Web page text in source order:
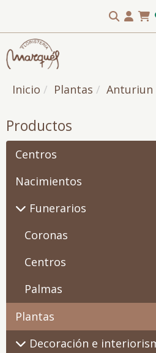
Inicio Plantas Anturiun
Productos
Centros
Nacimientos
Funerarios
Coronas
Centros
Palmas
Plantas
Decoración e